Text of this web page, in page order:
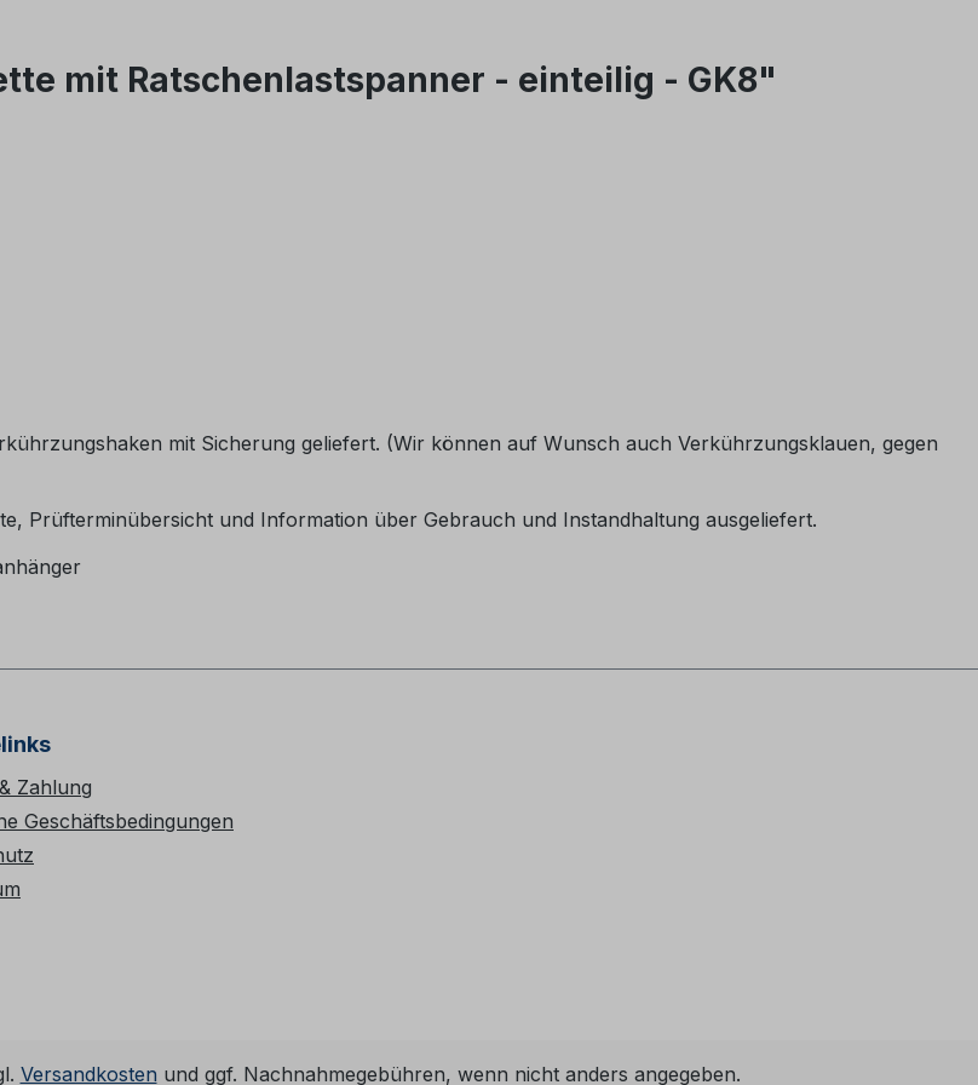
mit Ratschenlastspanner - einteilig - GK8"
mit Sicherung geliefert. (Wir können auf Wunsch auch Verkührzungsklauen, gegen
Prüfterminübersicht und Information über Gebrauch und Instandhaltung ausgeliefert.
Zahlung
Geschäftsbedingungen
Versandkosten und ggf. Nachnahmegebühren, wenn nicht anders angegeben.